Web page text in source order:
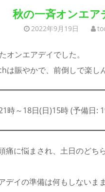
秋の一斉オンエア
2022年9月19日
オンエアデイでした。
は賑やかで、前倒しで楽し
時～18日(日)15時 (予備日:
痛に悩まされ、土日のどち
イの準備は何もしないま